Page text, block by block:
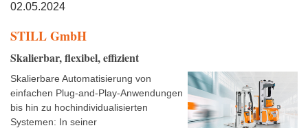
02.05.2024
STILL GmbH
Skalierbar, flexibel, effizient
Skalierbare Automatisierung von
einfachen Plug-and-Play-Anwendungen
bis hin zu hochindividualisierten
Systemen: In seiner